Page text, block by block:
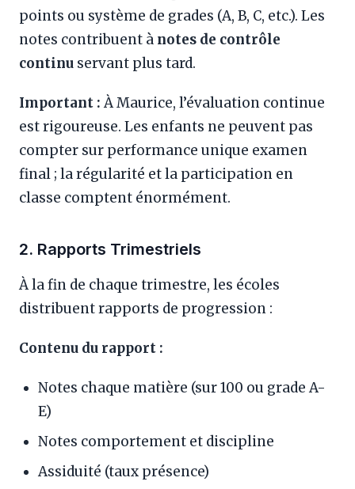
points ou système de grades (A, B, C, etc.). Les
notes contribuent à notes de contrôle
continu servant plus tard.
Important :À Maurice, l’évaluation continue
est rigoureuse. Les enfants ne peuvent pas
compter sur performance unique examen
final ; la régularité et la participation en
classe comptent énormément.
2. Rapports Trimestriels
À la fin de chaque trimestre, les écoles
distribuent rapports de progression :
Contenu du rapport :
Notes chaque matière (sur 100 ou grade A-
E)
Notes comportement et discipline
Assiduité (taux présence)